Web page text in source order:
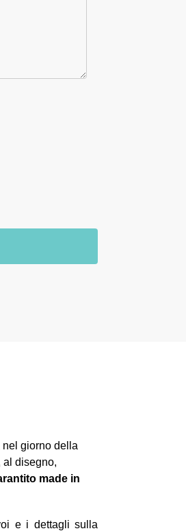
giorno della
al disegno,
made in
e i dettagli sulla